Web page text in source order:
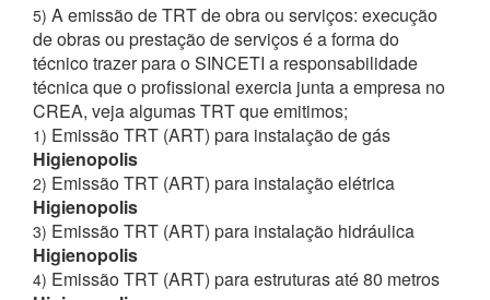
5) A emissão de TRT de obra ou serviços: execução
de obras ou prestação de serviços é a forma do
técnico trazer para o SINCETI a responsabilidade
técnica que o profissional exercia junta a empresa no
CREA, veja algumas TRT que emitimos;
1) Emissão TRT (ART) para instalação de gás
Higienopolis
2) Emissão TRT (ART) para instalação elétrica
Higienopolis
3) Emissão TRT (ART) para instalação hidráulica
Higienopolis
4) Emissão TRT (ART) para estruturas até 80 metros